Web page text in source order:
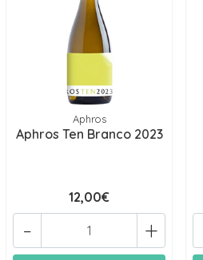
Aphros
Aphros Ten Branco 2023
12,00€
+
-